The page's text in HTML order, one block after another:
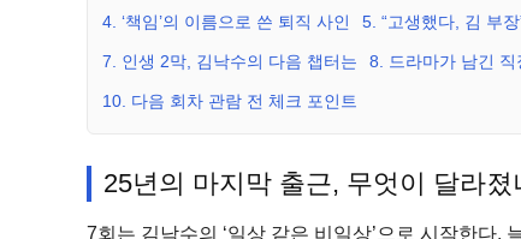
4. ‘책임’의 이름으로 쓴 퇴직 사인 5. “고생했다, 김 부
7. 인생 2막, 김낙수의 다음 챕터는 8. 드라마가 남긴 직
10. 다음 회차 관람 전 체크 포인트
25년의 마지막 출근, 무엇이 달라졌
7회는 김낙수의 ‘일상 같은 비일상’으로 시작한다.